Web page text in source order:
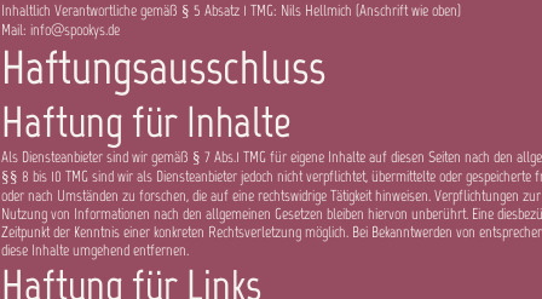
Inhaltlich Verantwortliche gemäß § 5 Absatz 1 TMG: Nils Hellmich (Anschrift wie oben)
Mail: info@spookys.de
Haftungsausschluss
Haftung für Inhalte
Als Diensteanbieter sind wir gemäß § 7 Abs.1 TMG für eigene Inhalte auf diesen Seiten nach den
§§ 8 bis 10 TMG sind wir als Diensteanbieter jedoch nicht verpflichtet, übermittelte oder
oder nach Umständen zu forschen, die auf eine rechtswidrige Tätigkeit hinweisen. Verpflichtungen
Nutzung von Informationen nach den allgemeinen Gesetzen bleiben hiervon unberührt. Eine
Zeitpunkt der Kenntnis einer konkreten Rechtsverletzung möglich. Bei Bekanntwerden von
diese Inhalte umgehend entfernen.
Haftung für Links